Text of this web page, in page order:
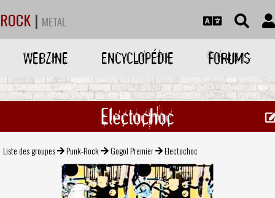
ROCK | METAL
WEBZINE ENCYCLOPÉDIE FORUMS
Electochoc
Liste des groupes Punk-Rock Gogol Premier Electochoc